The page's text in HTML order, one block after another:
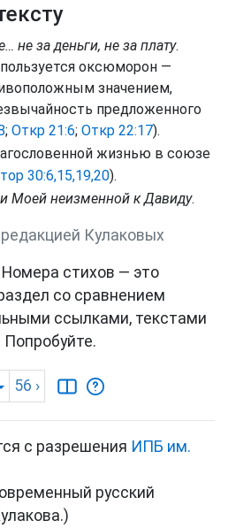
не за деньги, не за плату.
оксюморон —
значением,
предложенного
; Откр 21:6; Откр 22:17).
жизнью в союзе
30:6,15,19,20).
Моей неизменной к Давиду.
Кулаковых
Номера стихов — это
со сравнением
ссылками, текстами
56 ›
с разрешения ИПБ им.
русский